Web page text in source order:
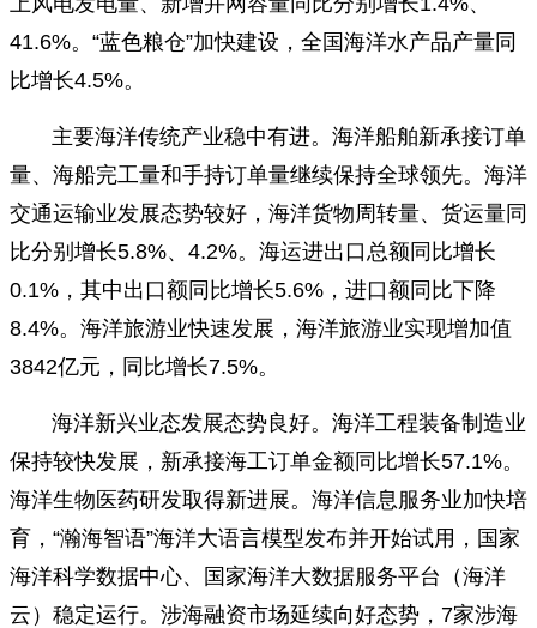
CCTV.节目官网
41.6%。“蓝色粮仓”加快建设，全国海洋水产品产量同
比增长4.5%。
主要海洋传统产业稳中有进。海洋船舶新承接订单
量、海船完工量和手持订单量继续保持全球领先。海洋
交通运输业发展态势较好，海洋货物周转量、货运量同
比分别增长5.8%、4.2%。海运进出口总额同比增长
0.1%，其中出口额同比增长5.6%，进口额同比下降
8.4%。海洋旅游业快速发展，海洋旅游业实现增加值
3842亿元，同比增长7.5%。
海洋新兴业态发展态势良好。海洋工程装备制造业
保持较快发展，新承接海工订单金额同比增长57.1%。
海洋生物医药研发取得新进展。海洋信息服务业加快培
育，“瀚海智语”海洋大语言模型发布并开始试用，国家
海洋科学数据中心、国家海洋大数据服务平台（海洋
云）稳定运行。涉海融资市场延续向好态势，7家涉海